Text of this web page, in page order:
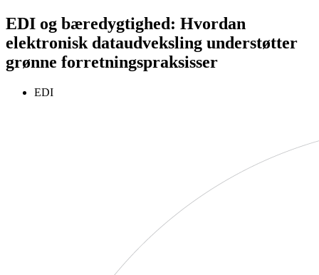
EDI og bæredygtighed: Hvordan
elektronisk dataudveksling understøtter
grønne forretningspraksisser
EDI